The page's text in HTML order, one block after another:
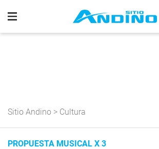
Sitio Andino > Cultura
PROPUESTA MUSICAL X 3